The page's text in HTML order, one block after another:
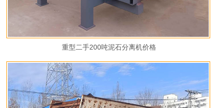
重型二手200吨泥石分离机价格